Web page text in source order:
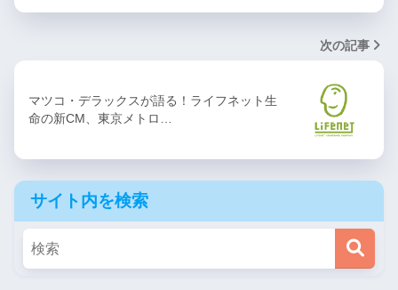
次の記事
マツコ・デラックスが語る！ライフネット生
命の新CM、東京メトロ…
サイト内を検索